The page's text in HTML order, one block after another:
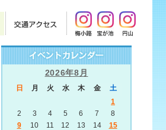
2026年8月
日 月 火 水 木 金
土
1
2
3 4 5 6 7
8
9
10 11 12 13 14
15